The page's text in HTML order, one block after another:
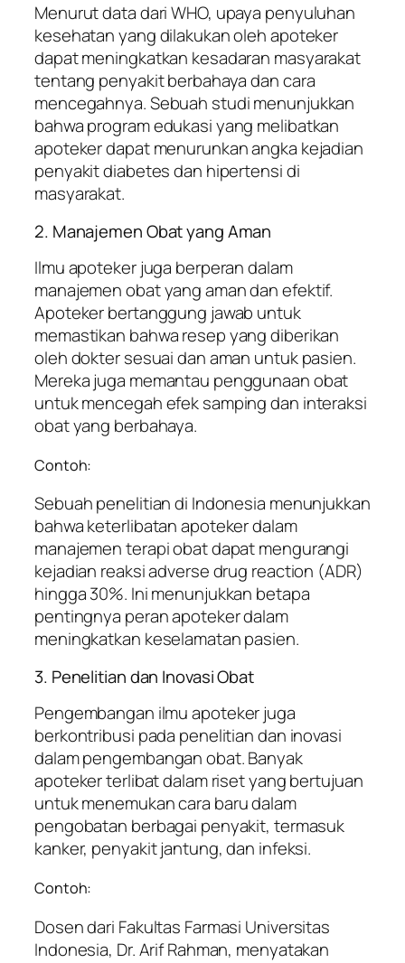
Menurut data dari WHO, upaya penyuluhan
kesehatan yang dilakukan oleh apoteker
dapat meningkatkan kesadaran masyarakat
tentang penyakit berbahaya dan cara
mencegahnya. Sebuah studi menunjukkan
bahwa program edukasi yang melibatkan
apoteker dapat menurunkan angka kejadian
penyakit diabetes dan hipertensi di
masyarakat.
2. Manajemen Obat yang Aman
Ilmu apoteker juga berperan dalam
manajemen obat yang aman dan efektif.
Apoteker bertanggung jawab untuk
memastikan bahwa resep yang diberikan
oleh dokter sesuai dan aman untuk pasien.
Mereka juga memantau penggunaan obat
untuk mencegah efek samping dan interaksi
obat yang berbahaya.
Contoh:
Sebuah penelitian di Indonesia menunjukkan
bahwa keterlibatan apoteker dalam
manajemen terapi obat dapat mengurangi
kejadian reaksi adverse drug reaction (ADR)
hingga 30%. Ini menunjukkan betapa
pentingnya peran apoteker dalam
meningkatkan keselamatan pasien.
3. Penelitian dan Inovasi Obat
Pengembangan ilmu apoteker juga
berkontribusi pada penelitian dan inovasi
dalam pengembangan obat. Banyak
apoteker terlibat dalam riset yang bertujuan
untuk menemukan cara baru dalam
pengobatan berbagai penyakit, termasuk
kanker, penyakit jantung, dan infeksi.
Contoh:
Dosen dari Fakultas Farmasi Universitas
Indonesia, Dr. Arif Rahman, menyatakan